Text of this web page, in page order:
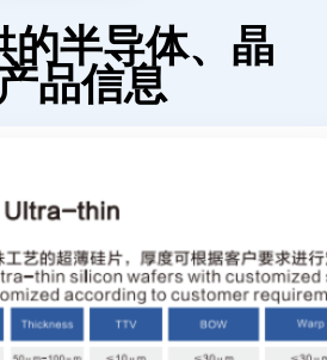
的半导体、晶
品信息